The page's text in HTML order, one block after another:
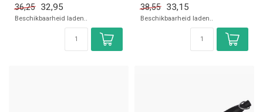
✓ Breedte 65 mm, diepte
185 mm, ...
36,25 32,95
Beschikbaarheid laden..
38,55 33,15
Beschikbaarheid laden..